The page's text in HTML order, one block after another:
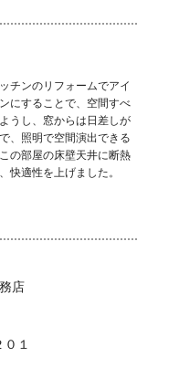
チンのリフォームでアイ
にすることで、空間すべ
うし、窓からは日差しが
、照明で空間演出できる
の部屋の床壁天井に断熱
快適性を上げました。
店
１